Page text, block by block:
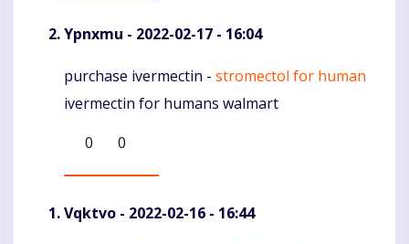
Ypnxmu - 2022-02-17 - 16:04
Komentaras
purchase ivermectin - stromectol for human
ivermectin for humans walmart
0
0
Vqktvo - 2022-02-16 - 16:44